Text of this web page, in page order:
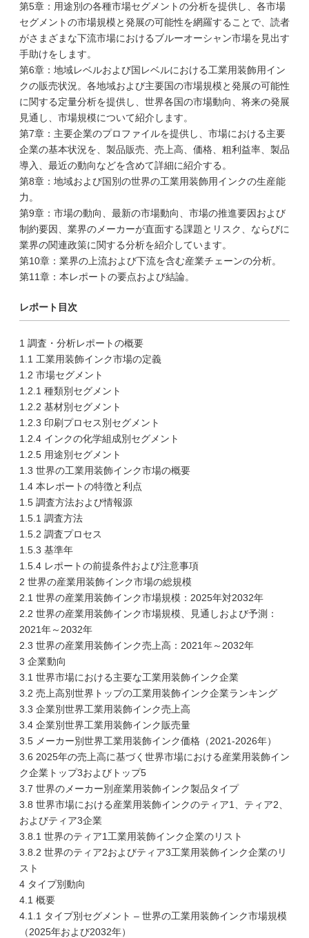
第5章：用途別の各種市場セグメントの分析を提供し、各市場
セグメントの市場規模と発展の可能性を網羅することで、読者
がさまざまな下流市場におけるブルーオーシャン市場を見出す
手助けをします。
第6章：地域レベルおよび国レベルにおける工業用装飾用イン
クの販売状況。各地域および主要国の市場規模と発展の可能性
に関する定量分析を提供し、世界各国の市場動向、将来の発展
見通し、市場規模について紹介します。
第7章：主要企業のプロファイルを提供し、市場における主要
企業の基本状況を、製品販売、売上高、価格、粗利益率、製品
導入、最近の動向などを含めて詳細に紹介する。
第8章：地域および国別の世界の工業用装飾用インクの生産能
力。
第9章：市場の動向、最新の市場動向、市場の推進要因および
制約要因、業界のメーカーが直面する課題とリスク、ならびに
業界の関連政策に関する分析を紹介しています。
第10章：業界の上流および下流を含む産業チェーンの分析。
第11章：本レポートの要点および結論。
レポート目次
1 調査・分析レポートの概要
1.1 工業用装飾インク市場の定義
1.2 市場セグメント
1.2.1 種類別セグメント
1.2.2 基材別セグメント
1.2.3 印刷プロセス別セグメント
1.2.4 インクの化学組成別セグメント
1.2.5 用途別セグメント
1.3 世界の工業用装飾インク市場の概要
1.4 本レポートの特徴と利点
1.5 調査方法および情報源
1.5.1 調査方法
1.5.2 調査プロセス
1.5.3 基準年
1.5.4 レポートの前提条件および注意事項
2 世界の産業用装飾インク市場の総規模
2.1 世界の産業用装飾インク市場規模：2025年対2032年
2.2 世界の産業用装飾インク市場規模、見通しおよび予測：
2021年～2032年
2.3 世界の産業用装飾インク売上高：2021年～2032年
3 企業動向
3.1 世界市場における主要な工業用装飾インク企業
3.2 売上高別世界トップの工業用装飾インク企業ランキング
3.3 企業別世界工業用装飾インク売上高
3.4 企業別世界工業用装飾インク販売量
3.5 メーカー別世界工業用装飾インク価格（2021-2026年）
3.6 2025年の売上高に基づく世界市場における産業用装飾イン
ク企業トップ3およびトップ5
3.7 世界のメーカー別産業用装飾インク製品タイプ
3.8 世界市場における産業用装飾インクのティア1、ティア2、
およびティア3企業
3.8.1 世界のティア1工業用装飾インク企業のリスト
3.8.2 世界のティア2およびティア3工業用装飾インク企業のリ
スト
4 タイプ別動向
4.1 概要
4.1.1 タイプ別セグメント – 世界の工業用装飾インク市場規模
（2025年および2032年）